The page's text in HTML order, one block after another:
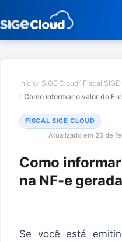
Início SIGE Cloud Fiscal
Como informar o valor do
FISCAL SIGE CLOUD
Atualizado em 26 de
Como
na NF-e
Se você está